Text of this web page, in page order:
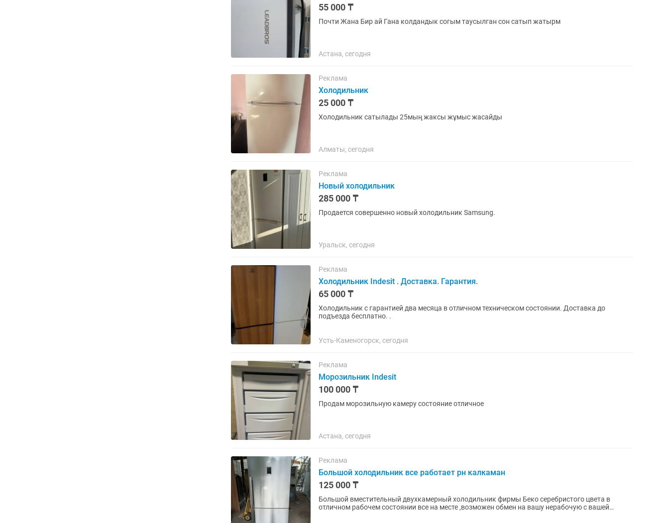
55 000 ₸
Почти Жана Бир ай Гана колдандык согым таусылган сон сатып жатырм
Астана, сегодня
Реклама
Холодильник
25 000 ₸
Холодильник сатылады 25мың жаксы жұмыс жасайды
Алматы, сегодня
Реклама
Новый холодильник
285 000 ₸
Продается совершенно новый холодильник Samsung.
Уральск, сегодня
Реклама
Холодильник Indesit . Доставка. Гарантия.
65 000 ₸
Холодильник с гарантией два месяца в отличном техническом состоянии. Доставка до
подъезда бесплатно. .
Усть-Каменогорск, сегодня
Реклама
Морозильник Indesit
100 000 ₸
Продам морозильную камеру состояние отличное
Астана, сегодня
Реклама
Большой холодильник все работает рн калкаман
125 000 ₸
Большой вместительный двухкамерный холодильник фирмы Беко серебристого цвета в
отличном рабочем состоянии все на месте ,возможен обмен на вашу нерабочую с вашей